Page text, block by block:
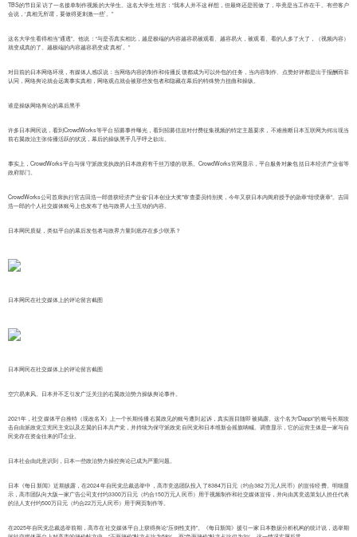
TBS的节目采访了一名接单制作视频的大学生。这名大学生坦言：“我本人并不这样想，但最终还是照做了，毕竟是当工作在干。有些客户
会说，‘真相无所谓，要做得更刺激一些’。”
这名大学生看得相当“通透”。他说：“与是否真实相比，越是极端的内容越容易被观看、越容易火，被观看、看的人多了火了，（视频内容）
就变成真的了。越极端的内容越容易变成‘真相’。”
对目前的日本网络环境，有媒体人感叹说：当网络内容的制作和传播反馈都成为可以外包的任务，当内容制作、点赞好评都是出于报酬而非
认同，网络舆论就会远离事实真相，网络观点就会被那些发包者和隐藏在幕后的特殊势力扭曲和操纵。
谁是操纵网络舆论的幕后黑手
许多日本网民说，看到CrowdWorks等平台招募事件曝光，看到招募信息对付费征集视频的特定主题要求，不难推断日本互联网为何出现当
前右翼政治主张传播活跃的状况，幕后的操纵黑手几乎呼之欲出。
事实上，CrowdWorks平台与保守派政党执政的日本政府有千丝万缕的联系。CrowdWorks官网显示，平台服务对象包括日本经济产业省等
政府部门。
CrowdWorks公司首席执行官吉田浩一郎曾获经济产业省“日本创业大奖”审查委员特别奖，今年又获日本内阁府授予的勋章“绀绶褒章”。吉田
浩一郎的个人社交媒体账号上也发布了他与政界人士互动的内容。
日本网民质疑，类似平台的幕后发包者与政界力量到底存在多少联系？
日本网民在社交媒体上的评论留言截图
日本网民在社交媒体上的评论留言截图
空穴易来风。日本并不乏引发广泛关注的右翼政治势力操纵舆论事件。
2021年，社交媒体平台推特（现改名X）上一个长期传播右翼政见的账号遭到起诉，真实面目随即被揭露。这个名为“Dappi”的账号长期攻
击自由派政党立宪民主党以及左翼的日本共产党，并持续为保守派政党自民党和日本维新会摇旗呐喊。调查显示，它的运营主体是一家与自
民党存在资金往来的IT企业。
日本社会由此意识到，日本一些政治势力操控舆论已成为严重问题。
日本《每日新闻》近期披露，在2024年自民党总裁选举中，高市竞选团队投入了8384万日元（约合382万元人民币）的宣传经费。明细显
示，高市团队向大阪一家广告公司支付约3300万日元（约合150万元人民币）用于视频制作和社交媒体宣传，并向由其竞选策划人担任代表
的法人支付约500万日元（约合22万元人民币）用于网页制作等。
在2025年自民党总裁选举前期，高市在社交媒体平台上获得舆论“压倒性支持”。《每日新闻》援引一家日本数据分析机构的统计说，选举期